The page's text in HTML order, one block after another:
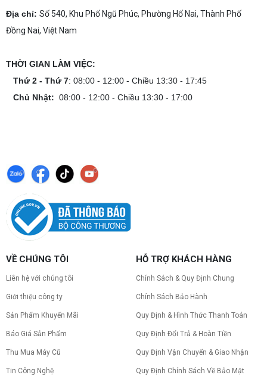
Địa chỉ: Số 540, Khu Phố Ngũ Phúc, Phường Hố Nai, Thành Phố
Đồng Nai, Việt Nam
THỜI GIAN LÀM VIỆC:
Thứ 2 - Thứ 7: 08:00 - 12:00 - Chiều 13:30 - 17:45
Chủ Nhật: 08:00 - 12:00 - Chiều 13:30 - 17:00
VỀ CHÚNG TÔI
Liên hệ với chúng tôi
Giới thiệu công ty
Sản Phẩm Khuyến Mãi
Báo Giá Sản Phẩm
Thu Mua Máy Cũ
Tin Công Nghệ
HỖ TRỢ KHÁCH HÀNG
Chính Sách & Quy Định Chung
Chính Sách Bảo Hành
Quy Định & Hình Thức Thanh Toán
Quy Định Đổi Trả & Hoàn Tiền
Quy Định Vận Chuyển & Giao Nhận
Quy Định Chính Sách Về Bảo Mật